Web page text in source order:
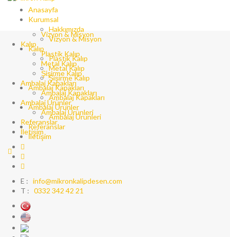
Kurumsal
Hakkımızda
Vizyon & Misyon
Kalıp
Plastik Kalıp
Metal Kalıp
Şişirme Kalıp
Ambalaj Kapakları
Ambalaj Kapakları
Ambalaj Ürünler
Ambalaj Ürünleri
Referanslar
İletişim
E : info@mikronkalipdesen.com
T : 0332 342 42 21
Anasayfa
Kurumsal
Hakkımızda
Vizyon & Misyon
Kalıp
Plastik Kalıp
Metal Kalıp
Şişirme Kalıp
Ambalaj Kapakları
Ambalaj Kapakları
Ambalaj Ürünler
Ambalaj Ürünleri
Referanslar
İletişim